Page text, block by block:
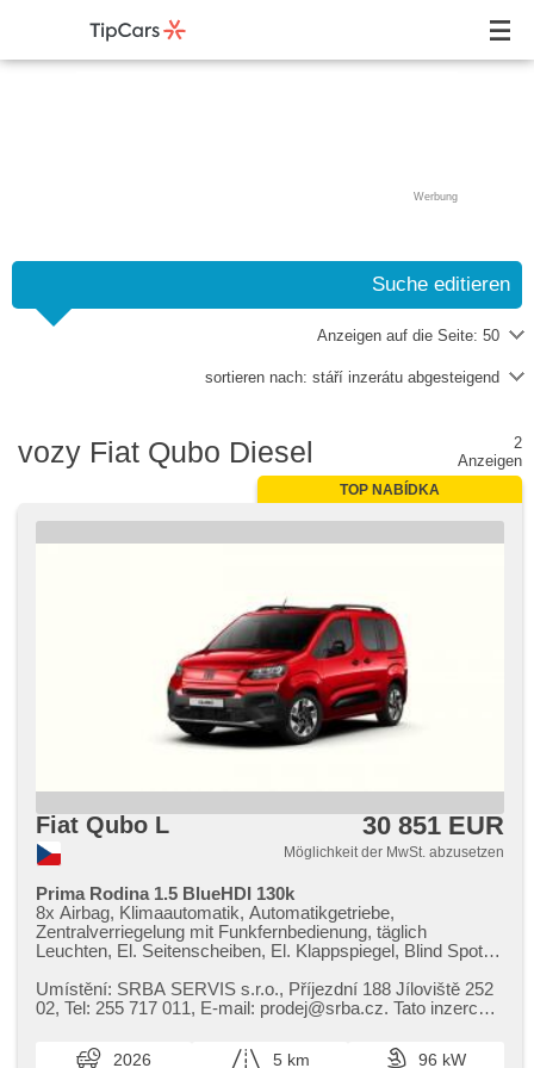
Werbung
Suche editieren
Anzeigen auf die Seite: 50
sortieren nach: stáří inzerátu abgesteigend
vozy Fiat Qubo Diesel
2
Anzeigen
TOP NABÍDKA
Fiat Qubo L 30 851 EUR
Möglichkeit der MwSt. abzusetzen
Prima Rodina 1.5 BlueHDI 130k
8x Airbag, Klimaautomatik, Automatikgetriebe,
Zentralverriegelung mit Funkfernbedienung, täglich
Leuchten, El. Seitenscheiben, El. Klappspiegel, Blind Spot
Panoramadach, Antrieb 4x2, Antriebsschlupfregelung
(ASR), Geschwindigkeitsregelung von der Hang,
beheizte Sitze, beheizte Lenkrad, höheneinstellbare Sitze,
Umístění: SRBA SERVIS s.r.o.,​ Příjezdní 188 Jíloviště 252
02,​ Tel: 255 717 011,​ E​-mail: prodej@srba.cz. Tato inzerce
2026 5 km
96 kW